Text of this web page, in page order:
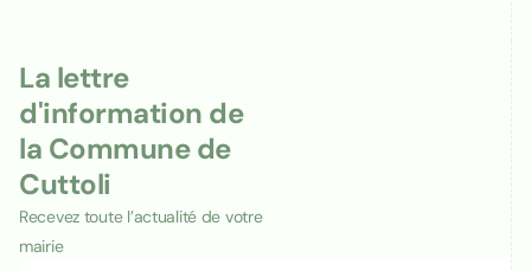
La lettre
d'information de
la Commune de
Cuttoli
Recevez toute l’actualité de votre
mairie